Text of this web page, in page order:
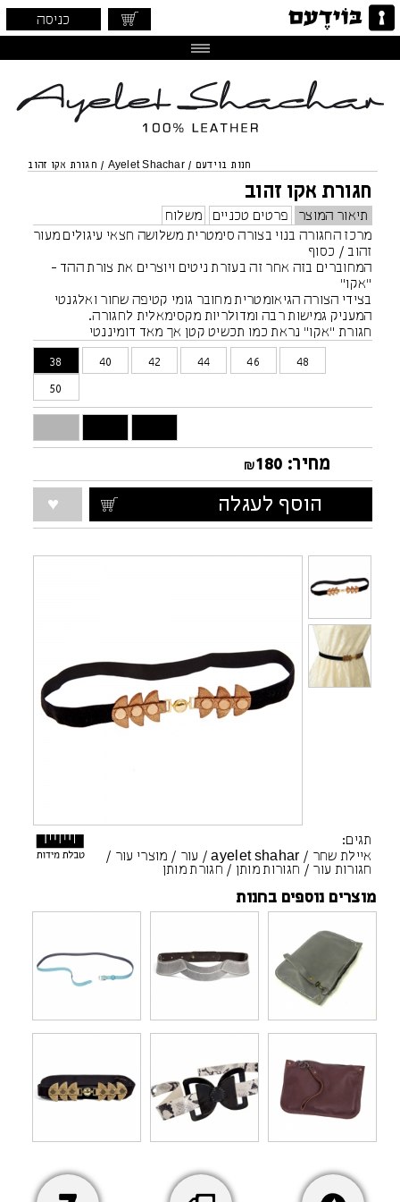
כניסה
חנות בוידעם /
Ayelet Shachar
/ חגורת אקו זהוב
חגורת אקו זהוב
תיאור המוצר פרטים טכניים
משלוח
מרכז החגורה בנוי בצורה סימטרית משלושה חצאי עיגולים מעור
זהוב / כסוף
המחוברים בזה אחר זה בעזרת ניטים ויוצרים את צורת ההד -
"אקו"
בצידי הצורה הגיאומטרית מחובר גומי קטיפה שחור ואלגנטי
המעניק גמישות רבה ומדולריות מקסימאלית לחגורה.
חגורת "אקו" נראת כמו תכשיט קטן אך מאד דומיננטי
יכולה להשתלב על מכנס שמלה או חצאית - במותן גבוהה
38 40 42 44 46 48
50
מחיר: ₪180
הוסף לעגלה
תגים:
איילת שחר /
ayelet shahar
/ עור / מוצרי עור /
חגורות עור / חגורות מותן / חגורת מותן
מוצרים נוספים בחנות